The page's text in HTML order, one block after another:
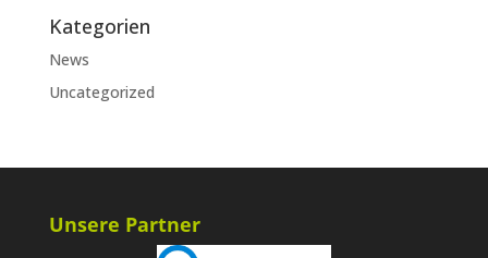
Kategorien
News
Uncategorized
Unsere Partner